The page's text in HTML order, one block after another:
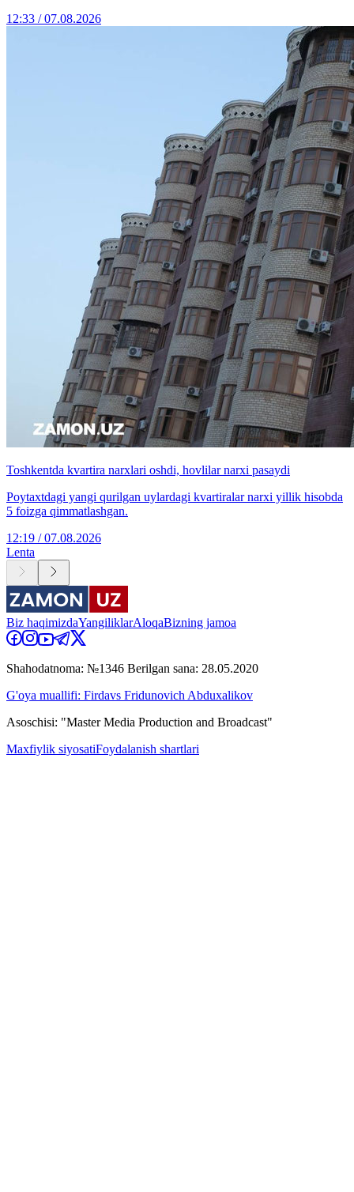
12:33 / 07.08.2026
Toshkentda kvartira narxlari oshdi, hovlilar narxi pasaydi
Poytaxtdagi yangi qurilgan uylardagi kvartiralar narxi yillik hisobda
5 foizga qimmatlashgan.
12:19 / 07.08.2026
Lenta
Biz haqimizdaYangiliklarAloqaBizning jamoa
Shahodatnoma: №1346 Berilgan sana: 28.05.2020
G'oya muallifi: Firdavs Fridunovich Abduxalikov
Asoschisi: "Master Media Production and Broadcast"
Maxfiylik siyosatiFoydalanish shartlari